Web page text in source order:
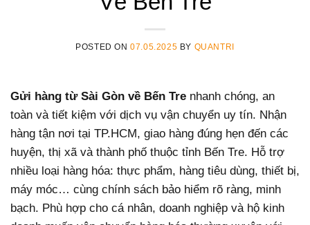
POSTED ON07.05.2025 BY QUANTRI
Gửi hàng từ Sài Gòn về Bến Tre nhanh chóng, an
toàn và tiết kiệm với dịch vụ vận chuyển uy tín. Nhận
hàng tận nơi tại TP.HCM, giao hàng đúng hẹn đến các
huyện, thị xã và thành phố thuộc tỉnh Bến Tre. Hỗ trợ
nhiều loại hàng hóa: thực phẩm, hàng tiêu dùng, thiết bị,
máy móc… cùng chính sách bảo hiểm rõ ràng, minh
bạch. Phù hợp cho cá nhân, doanh nghiệp và hộ kinh